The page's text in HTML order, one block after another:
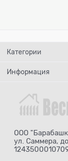
Категории
Информация
ООО
ул. Саммера,